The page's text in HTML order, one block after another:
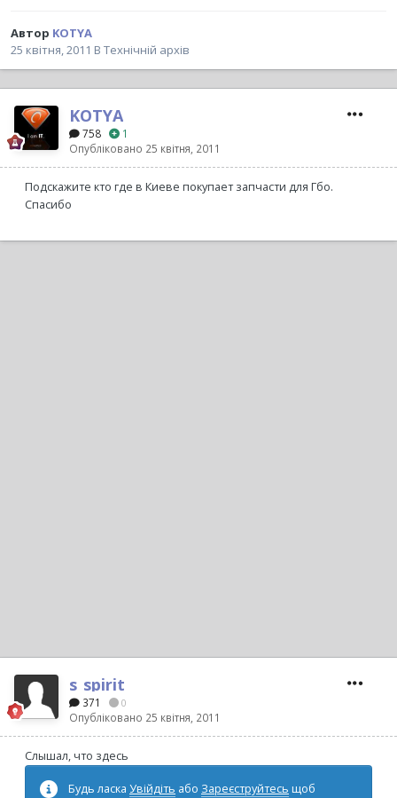
Автор KOTYA
25 квітня, 2011 В Технічній архів
KOTYA
758
1
Опубліковано 25 квітня, 2011
Подскажите кто где в Киеве покупает запчасти для Гбо.
Спасибо
s_spirit
371 0
Опубліковано 25 квітня, 2011
Слышал, что здесь
Будь ласка Увійдіть або Зареєструйтесь щоб